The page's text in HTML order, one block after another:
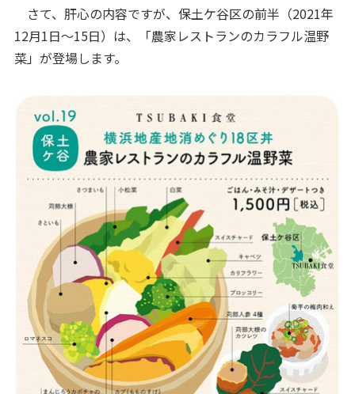
さて、肝心の内容ですが、保土ケ谷区の前半（2021年
12月1日～15日）は、「農家レストランのカラフル温野
菜」が登場します。